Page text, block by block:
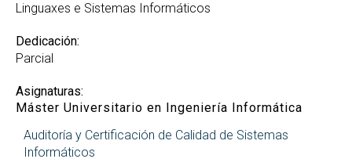
Linguaxes e Sistemas Informáticos
Dedicación:
Parcial
Asignaturas:
Máster Universitario en Ingeniería Informática
Auditoría y Certificación de Calidad de Sistemas
Informáticos